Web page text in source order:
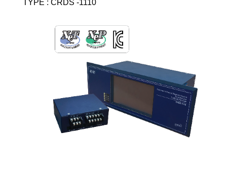
TYPE : CRDS -1110